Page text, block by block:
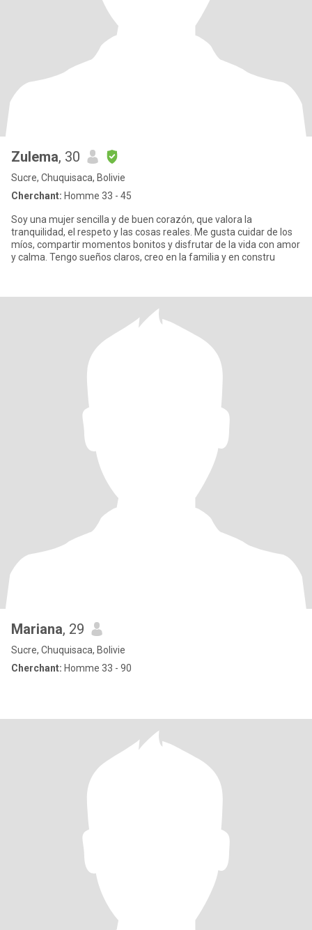
Zulema, 30
Sucre, Chuquisaca, Bolivie
Cherchant: Homme 33 - 45
Soy una mujer sencilla y de buen corazón, que valora la
tranquilidad, el respeto y las cosas reales. Me gusta cuidar de los
míos, compartir momentos bonitos y disfrutar de la vida con amor
y calma. Tengo sueños claros, creo en la familia y en constru
Mariana, 29
Sucre, Chuquisaca, Bolivie
Cherchant: Homme 33 - 90